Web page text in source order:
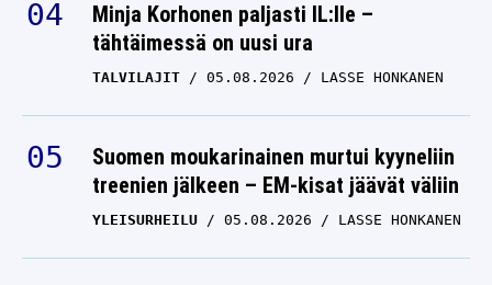
Minja Korhonen paljasti IL:lle –
tähtäimessä on uusi ura
TALVILAJIT 05.08.2026 LASSE HONKANEN
Suomen moukarinainen murtui kyyneliin
treenien jälkeen – EM-kisat jäävät väliin
YLEISURHEILU 05.08.2026 LASSE HONKANEN